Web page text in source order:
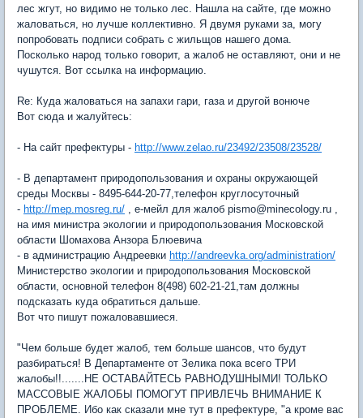
лес жгут, но видимо не только лес. Нашла на сайте, где можно
жаловаться, но лучше коллективно. Я двумя руками за, могу
попробовать подписи собрать с жильщов нашего дома.
Посколько народ только говорит, а жалоб не оставляют, они и не
чушутся. Вот ссылка на информацию.
Re: Куда жаловаться на запахи гари, газа и другой вонюче
Вот сюда и жалуйтесь:
- На сайт префектуры - http://www.zelao.ru/23492/23508/23528/
- В департамент природопользования и охраны окружающей
среды Москвы - 8495-644-20-77,телефон круглосуточный
- http://mep.mosreg.ru/ , е-мейл для жалоб pismo@minecology.ru ,
на имя министра экологии и природопользования Московской
области Шомахова Анзора Блюевича
- в администрацию Андреевки http://andreevka.org/administration/
Министерство экологии и природопользования Московской
области, основной телефон 8(498) 602-21-21,там должны
подсказать куда обратиться дальше.
Вот что пишут пожаловавшиеся.
"Чем больше будет жалоб, тем больше шансов, что будут
разбираться! В Департаменте от Зелика пока всего ТРИ
жалобы!!.......НЕ ОСТАВАЙТЕСЬ РАВНОДУШНЫМИ! ТОЛЬКО
МАССОВЫЕ ЖАЛОБЫ ПОМОГУТ ПРИВЛЕЧЬ ВНИМАНИЕ К
ПРОБЛЕМЕ. Ибо как сказали мне тут в префектуре, "а кроме вас